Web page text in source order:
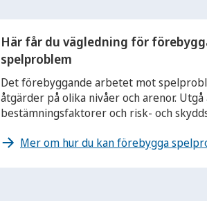
Här får du vägledning för
spelproblem
Det förebyggande arbetet mot
åtgärder på olika nivåer och arenor. Utgå
bestämningsfaktorer och risk- och
Mer om hur du kan förebygga